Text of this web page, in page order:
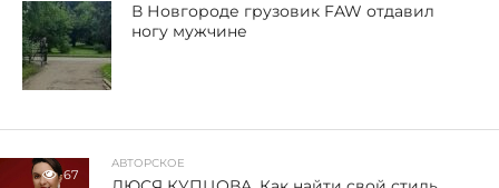
В Новгороде грузовик FAW отдавил
ногу мужчине
67
АВТОРСКОЕ